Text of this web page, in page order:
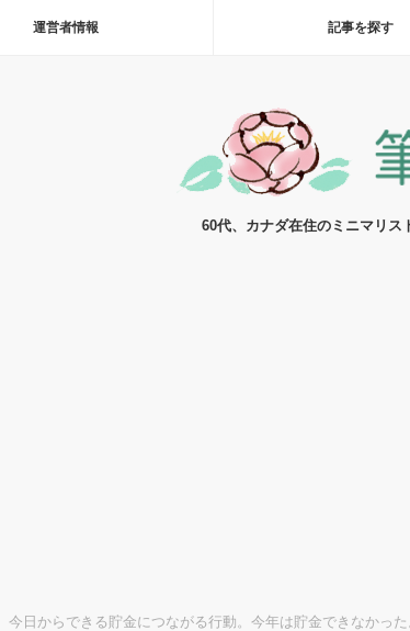
運営者情報 記事を探す
60代、カナダ在住のミニマリス
今日からできる貯金につながる行動。今年は貯金できなかっ